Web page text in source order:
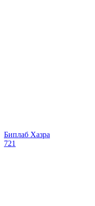
Биплаб Хазра
721